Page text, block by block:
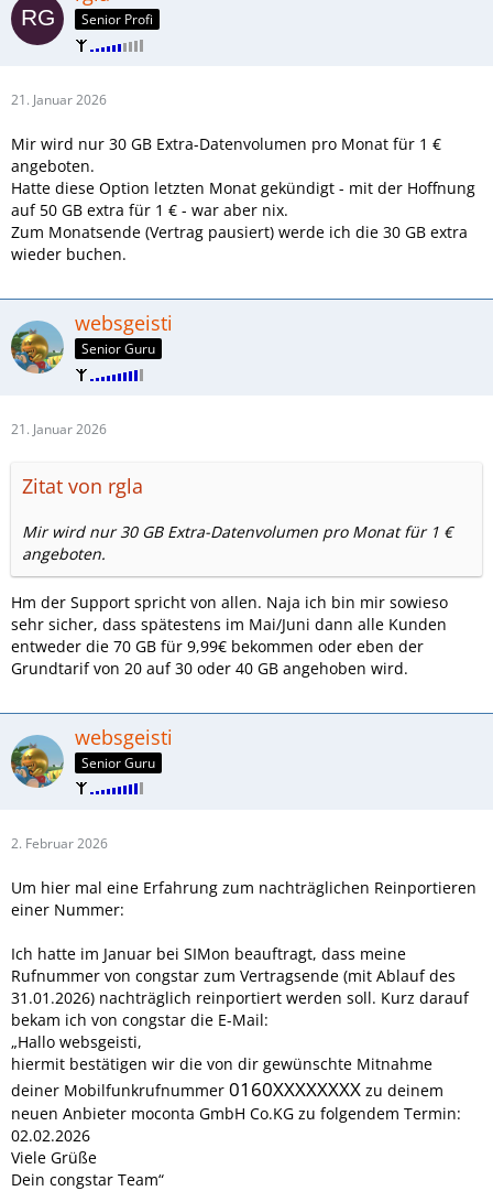
Senior Profi
21. Januar 2026
Mir wird nur 30 GB Extra-Datenvolumen pro Monat für 1 €
angeboten.
Hatte diese Option letzten Monat gekündigt - mit der Hoffnung
auf 50 GB extra für 1 € - war aber nix.
Zum Monatsende (Vertrag pausiert) werde ich die 30 GB extra
wieder buchen.
websgeisti
Senior Guru
21. Januar 2026
Zitat von rgla
Mir wird nur 30 GB Extra-Datenvolumen pro Monat für 1 €
angeboten.
Hm der Support spricht von allen. Naja ich bin mir sowieso
sehr sicher, dass spätestens im Mai/Juni dann alle Kunden
entweder die 70 GB für 9,99€ bekommen oder eben der
Grundtarif von 20 auf 30 oder 40 GB angehoben wird.
websgeisti
Senior Guru
2. Februar 2026
Um hier mal eine Erfahrung zum nachträglichen Reinportieren
einer Nummer:
Ich hatte im Januar bei SIMon beauftragt, dass meine
Rufnummer von congstar zum Vertragsende (mit Ablauf des
31.01.2026) nachträglich reinportiert werden soll. Kurz darauf
bekam ich von congstar die E-Mail:
„Hallo websgeisti,
hiermit bestätigen wir die von dir gewünschte Mitnahme
deiner Mobilfunkrufnummer 0160XXXXXXXX zu deinem
neuen Anbieter moconta GmbH Co.KG zu folgendem Termin:
02.02.2026
Viele Grüße
Dein congstar Team“